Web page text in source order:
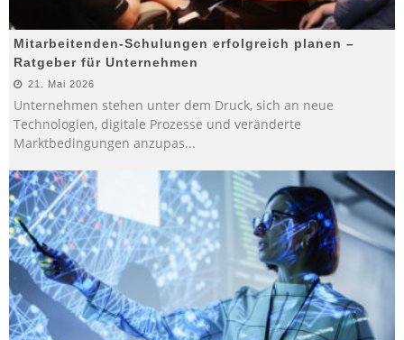
Mitarbeitenden-Schulungen erfolgreich planen –
Ratgeber für Unternehmen
21. Mai 2026
Unternehmen stehen unter dem Druck, sich an neue
Technologien, digitale Prozesse und veränderte
Marktbedingungen anzupas...